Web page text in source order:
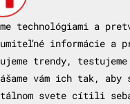
technológiami a
informácie a
trendy,
vám ich tak, aby
svete cítili